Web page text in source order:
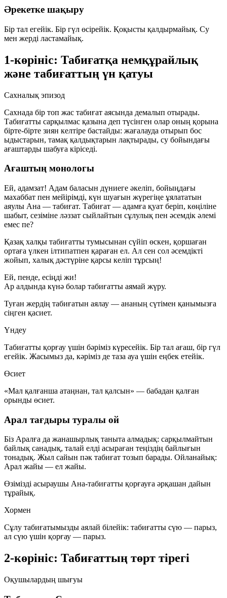
Әрекетке шақыру
Бір тал егейік. Бір гүл өсірейік. Қоқысты қалдырмайық. Су
мен жерді ластамайық.
1-көрініс: Табиғатқа немқұрайлық
және табиғаттың үн қатуы
Сахналық эпизод
Сахнада бір топ жас табиғат аясында демалып отырады.
Табиғатты сарқылмас қазына деп түсінген олар оның қорына
бірте-бірте зиян келтіре бастайды: жағалауда отырып бос
ыдыстарын, тамақ қалдықтарын лақтырады, су бойындағы
ағаштарды шабуға кіріседі.
Ағаштың монологы
Ей, адамзат! Адам баласын дүниеге әкеліп, бойыңдағы
махаббат пен мейірімді, күн шуағын жүрегіңе ұялататын
аяулы Ана — табиғат. Табиғат — адамға қуат беріп, көңіліне
шабыт, сезіміне ләззат сыйлайтын сұлулық пен әсемдік әлемі
емес пе?
Қазақ халқы табиғатты тумысынан сүйіп өскен, қоршаған
ортаға үлкен ілтипатпен қараған ел. Ал сен сол әсемдікті
жойып, халық дәстүріне қарсы келіп тұрсың!
Ей, пенде, есіңді жи!
Ар алдында күнә болар табиғатты аямай жүру.
Туған жердің табиғатын аялау — ананың сүтімен қанымызға
сіңген қасиет.
Үндеу
Табиғатты қорғау үшін бәріміз күресейік. Бір тал ағаш, бір гүл
егейік. Жасымыз да, кәріміз де таза ауа үшін еңбек етейік.
Өсиет
«Мал қалғанша атаңнан, тал қалсын» — бабадан қалған
орынды өсиет.
Арал тағдыры туралы ой
Біз Аралға да жанашырлық таныта алмадық: сарқылмайтын
байлық санадық, талай елді асыраған теңіздің байлығын
тонадық. Жыл сайын пәк табиғат тозып барады. Ойланайық:
Арал жайы — ел жайы.
Өзімізді асыраушы Ана-табиғатты қорғауға әрқашан дайын
тұрайық.
Хормен
Сұлу табиғатымызды аялай білейік: табиғатты сүю — парыз,
ал сүю үшін қорғау — парыз.
2-көрініс: Табиғаттың төрт тірегі
Оқушылардың шығуы